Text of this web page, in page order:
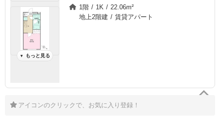
▼ もっと見る
1階 / 1K / 22.06m²
地上2階建 / 賃貸アパート
アイコンのクリックで、お気に入り登録！